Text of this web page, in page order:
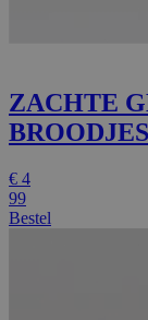
ZACHTE
€ 4
99
Bestel